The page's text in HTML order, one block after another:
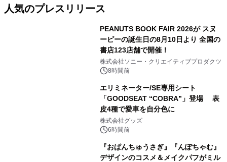
人気のプレスリリース
PEANUTS BOOK FAIR 2026が スヌ
ーピーの誕生日の8月10日より 全国の
書店123店舗で開催！
株式会社ソニー・クリエイティブプロダクツ
8時間前
エリミネーター/SE専用シート
「GOODSEAT “COBRA”」登場 表
皮4種で愛車を自分色に
株式会社グッズ
6時間前
『おぱんちゅうさぎ』『んぽちゃむ』
デザインのコスメ＆メイクパフがミル